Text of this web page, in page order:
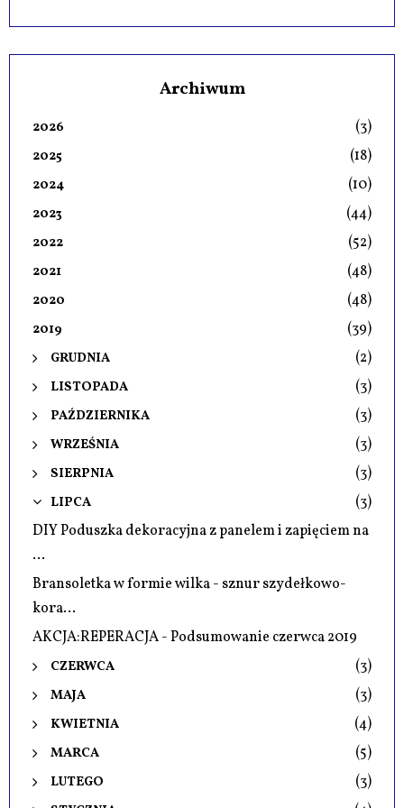
Archiwum
2026 (3)
2025 (18)
2024 (10)
2023 (44)
2022 (52)
2021 (48)
2020 (48)
2019 (39)
GRUDNIA (2)
LISTOPADA (3)
PAŹDZIERNIKA (3)
WRZEŚNIA (3)
SIERPNIA (3)
LIPCA
(3)
DIY Poduszka dekoracyjna z panelem i zapięciem na
...
Bransoletka w formie wilka - sznur szydełkowo-
kora...
AKCJA:REPERACJA - Podsumowanie czerwca 2019
CZERWCA (3)
MAJA (3)
KWIETNIA (4)
MARCA (5)
LUTEGO (3)